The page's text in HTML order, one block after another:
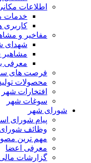
اطلاعات
خدمات
کاربری
مفاخیر و
شهدای
مشاهیر
معرفی
فرصت های
محصولات
افتخارات شهر
سوغات شهر
شورای شهر
پیام شورای
وظائف
مهم ترین
معرفی اعضا
گزارشات